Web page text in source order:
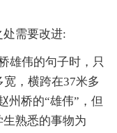
需要改进:
伟的句子时，只
，横跨在37米多
州桥的“雄伟”，但
熟悉的事物为